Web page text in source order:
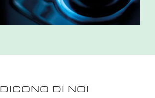
DICONO DI NOI